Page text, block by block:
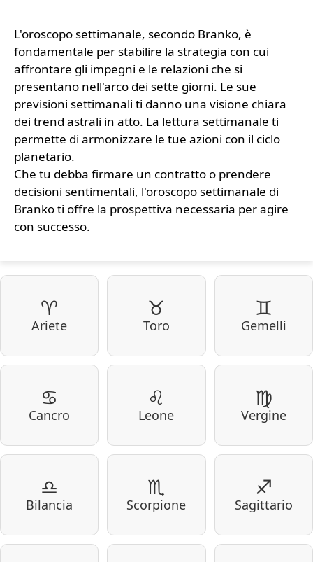
L'oroscopo settimanale, secondo Branko, è
fondamentale per stabilire la strategia con cui
affrontare gli impegni e le relazioni che si
presentano nell'arco dei sette giorni. Le sue
previsioni settimanali ti danno una visione chiara
dei trend astrali in atto. La lettura settimanale ti
permette di armonizzare le tue azioni con il ciclo
planetario.
Che tu debba firmare un contratto o prendere
decisioni sentimentali, l'oroscopo settimanale di
Branko ti offre la prospettiva necessaria per agire
con successo.
♈
Ariete
♉
Toro
♊
Gemelli
♋
Cancro
♌
Leone
♍
Vergine
♎
Bilancia
♏
Scorpione
♐
Sagittario